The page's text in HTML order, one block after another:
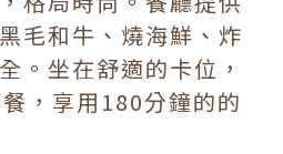
毛和牛、燒海鮮、炸
。坐在舒適的卡位，
，享用180分鐘的的